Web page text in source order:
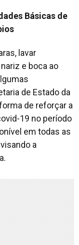
Básicas de
lavar
e boca ao
de Estado da
de reforçar a
19 no período
em todas as
a